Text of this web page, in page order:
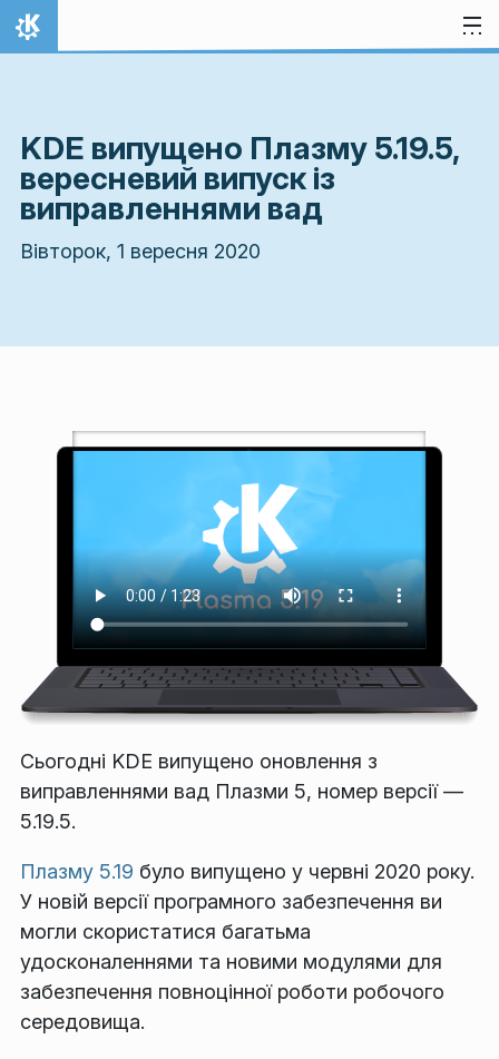
Перейти до вмісту
Домівка
KDE випущено Плазму 5.19.5,
вересневий випуск із
виправленнями вад
Вівторок, 1 вересня 2020
Сьогодні KDE випущено оновлення з
виправленнями вад Плазми 5, номер версії —
5.19.5.
Плазму 5.19 було випущено у червні 2020 року.
У новій версії програмного забезпечення ви
могли скористатися багатьма
удосконаленнями та новими модулями для
забезпечення повноцінної роботи робочого
середовища.